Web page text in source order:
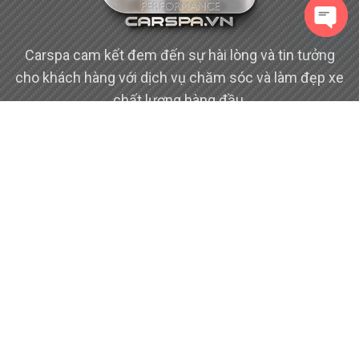
Carspa cam kết đem đến sự hài lòng và tin tưởng
cho khách hàng với dịch vụ chăm sóc và làm đẹp xe
chất lượng hàng đầu.